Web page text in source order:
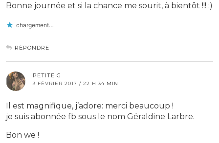
Bonne journée et si la chance me sourit, à bientôt !!! :)
chargement…
RÉPONDRE
PETITE G
3 FÉVRIER 2017 / 22 H 34 MIN
Il est magnifique, j’adore: merci beaucoup !
je suis abonnée fb sous le nom Géraldine Larbre.
Bon we !